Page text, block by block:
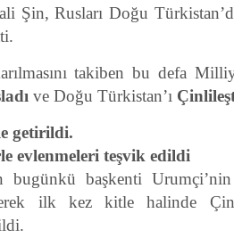
Şin, Rusları Doğu
takiben bu defa
ve Doğu Türkistan’ı
getirildi.
evlenmeleri teşvik edildi
bugünkü başkenti
ilk kez kitle halinde